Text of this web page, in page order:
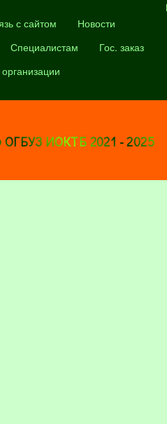
с сайтом
Новости
Специалистам
Гос. заказ
ОГБУЗ ИОКТБ 2021 - 2025